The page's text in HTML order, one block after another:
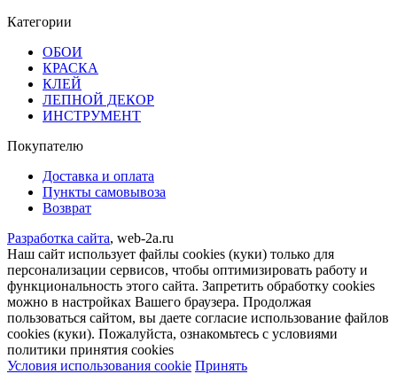
Категории
ОБОИ
КРАСКА
КЛЕЙ
ЛЕПНОЙ ДЕКОР
ИНСТРУМЕНТ
Покупателю
Доставка и оплата
Пункты самовывоза
Возврат
Разработка сайта, web-2a.ru
Наш сайт использует файлы cookies (куки) только для
персонализации сервисов, чтобы оптимизировать работу и
функциональность этого сайта. Запретить обработку cookies
можно в настройках Вашего браузера. Продолжая
пользоваться сайтом, вы даете согласие использование файлов
cookies (куки). Пожалуйста, ознакомьтесь с условиями
политики принятия сookies
Условия использования cookie Принять